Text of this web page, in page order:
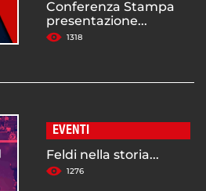
Conferenza Stampa
presentazione...
1318
EVENTI
Feldi nella storia...
1276